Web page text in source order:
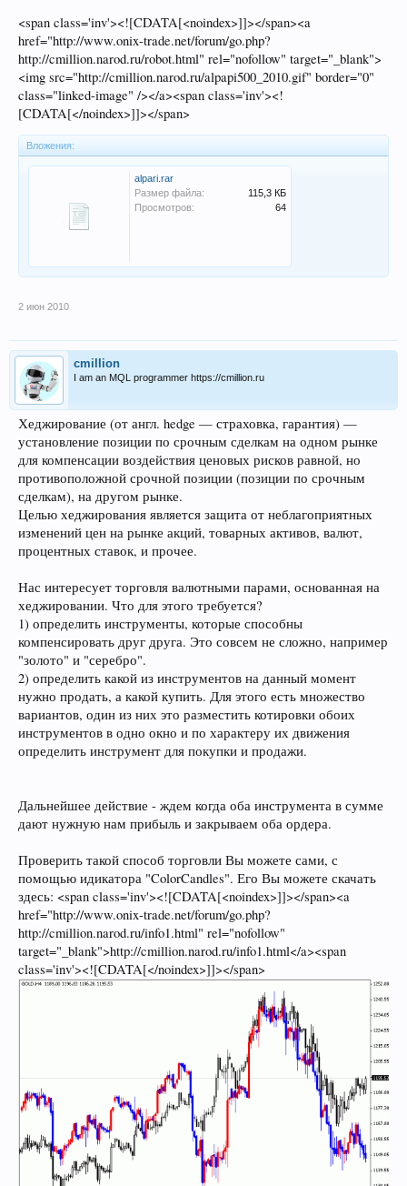
<span class='inv'><![CDATA[<noindex>]]></span><a
href="http://www.onix-trade.net/forum/go.php?
http://cmillion.narod.ru/robot.html" rel="nofollow" target="_blank">
<img src="http://cmillion.narod.ru/alpapi500_2010.gif" border="0"
class="linked-image" /></a><span class='inv'><!
[CDATA[</noindex>]]></span>
Вложения:
alpari.rar
Размер файла:
115,3 КБ
Просмотров:
64
2 июн 2010
cmillion
I am an MQL programmer https://cmillion.ru
Хеджирование (от англ. hedge — страховка, гарантия) —
установление позиции по срочным сделкам на одном рынке
для компенсации воздействия ценовых рисков равной, но
противоположной срочной позиции (позиции по срочным
сделкам), на другом рынке.
Целью хеджирования является защита от неблагоприятных
изменений цен на рынке акций, товарных активов, валют,
процентных ставок, и прочее.
Нас интересует торговля валютными парами, основанная на
хеджировании. Что для этого требуется?
1) определить инструменты, которые способны
компенсировать друг друга. Это совсем не сложно, например
"золото" и "серебро".
2) определить какой из инструментов на данный момент
нужно продать, а какой купить. Для этого есть множество
вариантов, один из них это разместить котировки обоих
инструментов в одно окно и по характеру их движения
определить инструмент для покупки и продажи.
Дальнейшее действие - ждем когда оба инструмента в сумме
дают нужную нам прибыль и закрываем оба ордера.
Проверить такой способ торговли Вы можете сами, с
помощью идикатора "ColorCandles". Его Вы можете скачать
здесь: <span class='inv'><![CDATA[<noindex>]]></span><a
href="http://www.onix-trade.net/forum/go.php?
http://cmillion.narod.ru/info1.html" rel="nofollow"
target="_blank">http://cmillion.narod.ru/info1.html</a><span
class='inv'><![CDATA[</noindex>]]></span>